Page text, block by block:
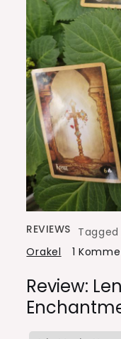
REVIEWS Tagged
Orakel
1
Review: